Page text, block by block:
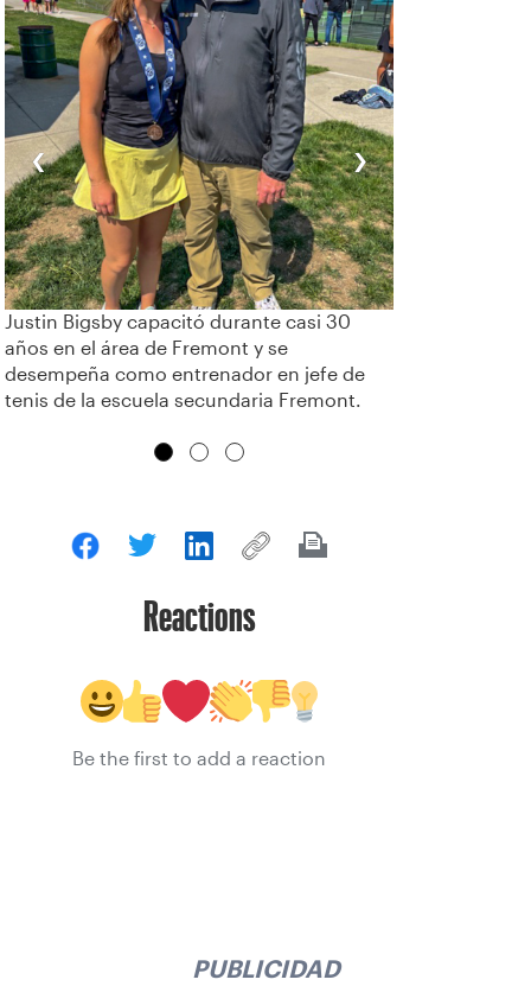
‹
Justin Bigsby capacitó durante casi 30
años en el área de Fremont y se
desempeña como entrenador en jefe de
tenis de la escuela secundaria Fremont.
›
Reactions
Be the first to add a reaction
PUBLICIDAD